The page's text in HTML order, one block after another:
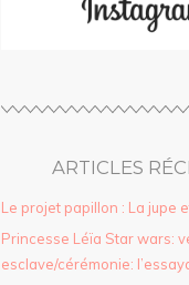
ARTICLES
Le projet papillon : La jupe
Princesse Léïa Star wars:
esclave/cérémonie: